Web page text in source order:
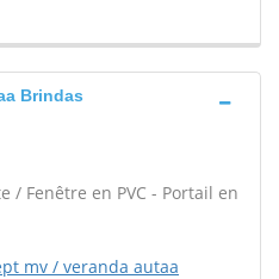
Brindas
/ Fenêtre en PVC - Portail en
mv / veranda autaa